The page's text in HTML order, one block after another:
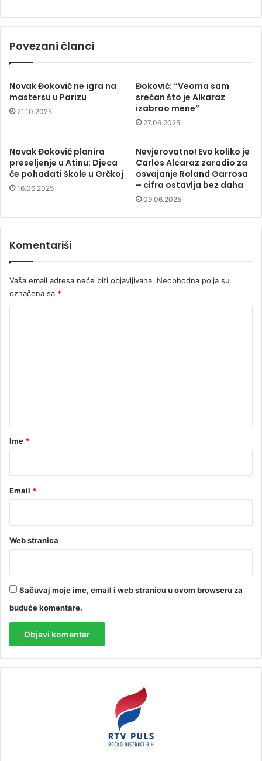
Povezani članci
Novak Đoković ne igra na
mastersu u Parizu
21.10.2025
Đoković: “Veoma sam
srećan što je Alkaraz
izabrao mene”
27.06.2025
Novak Đoković planira
preseljenje u Atinu: Djeca
će pohađati škole u Grčkoj
16.06.2025
Nevjerovatno! Evo koliko je
Carlos Alcaraz zaradio za
osvajanje Roland Garrosa
– cifra ostavlja bez daha
09.06.2025
Komentariši
Vaša email adresa neće biti objavljivana. Neophodna polja su
označena sa *
rIme *
Email *
Web stranica
Sačuvaj moje ime, email i web stranicu u ovom browseru za
buduće komentare.